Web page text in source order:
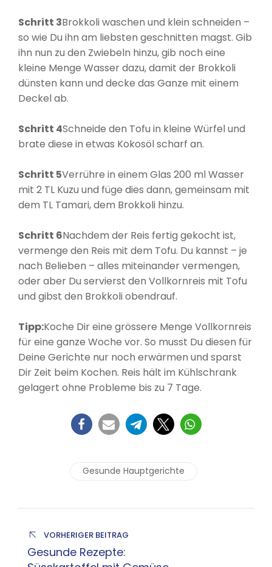
Schritt 3Brokkoli waschen und klein schneiden –
so wie Du ihn am liebsten geschnitten magst. Gib
ihn nun zu den Zwiebeln hinzu, gib noch eine
kleine Menge Wasser dazu, damit der Brokkoli
dünsten kann und decke das Ganze mit einem
Deckel ab.
Schritt 4Schneide den Tofu in kleine Würfel und
brate diese in etwas Kokosöl scharf an.
Schritt 5Verrühre in einem Glas 200 ml Wasser
mit 2 TL Kuzu und füge dies dann, gemeinsam mit
dem TL Tamari, dem Brokkoli hinzu.
Schritt 6Nachdem der Reis fertig gekocht ist,
vermenge den Reis mit dem Tofu. Du kannst – je
nach Belieben – alles miteinander vermengen,
oder aber Du servierst den Vollkornreis mit Tofu
und gibst den Brokkoli obendrauf.
Tipp:Koche Dir eine grössere Menge Vollkornreis
für eine ganze Woche vor. So musst Du diesen für
Deine Gerichte nur noch erwärmen und sparst
Dir Zeit beim Kochen. Reis hält im Kühlschrank
gelagert ohne Probleme bis zu 7 Tage.
Gesunde Hauptgerichte
VORHERIGER BEITRAG
Gesunde Rezepte: